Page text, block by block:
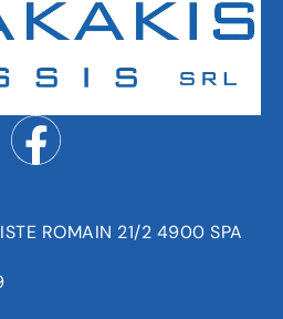
ROMAIN 21/2 4900 SPA